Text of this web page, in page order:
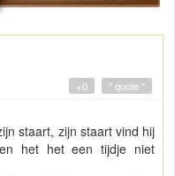
" quote "
+0
staart, zijn staart vind hij
het het een tijdje niet